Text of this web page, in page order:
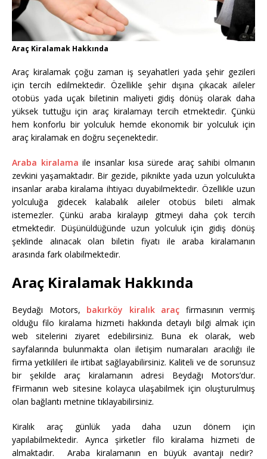
Araç Kiralamak Hakkında
Araç kiralamak çoğu zaman iş seyahatleri yada şehir gezileri
için tercih edilmektedir. Özellikle şehir dışına çıkacak aileler
otobüs yada uçak biletinin maliyeti gidiş dönüş olarak daha
yüksek tuttuğu için araç kiralamayı tercih etmektedir. Çünkü
hem konforlu bir yolculuk hemde ekonomik bir yolculuk için
araç kiralamak en doğru seçenektedir.
Araba kiralama ile insanlar kısa sürede araç sahibi olmanın
zevkini yaşamaktadır. Bir gezide, piknikte yada uzun yolculukta
insanlar araba kiralama ihtiyacı duyabilmektedir. Özellikle uzun
yolculuğa gidecek kalabalık aileler otobüs bileti almak
istemezler. Çünkü araba kiralayıp gitmeyi daha çok tercih
etmektedir. Düşünüldüğünde uzun yolculuk için gidiş dönüş
şeklinde alınacak olan biletin fiyatı ile araba kiralamanın
arasında fark olabilmektedir.
Araç Kiralamak Hakkında
Beydağı Motors, bakırköy kiralık araç firmasının vermiş
olduğu filo kiralama hizmeti hakkında detaylı bilgi almak için
web sitelerini ziyaret edebilirsiniz. Buna ek olarak, web
sayfalarında bulunmakta olan iletişim numaraları aracılığı ile
firma yetkilileri ile irtibat sağlayabilirsiniz. Kaliteli ve de sorunsuz
bir şekilde araç kiralamanın adresi Beydağı Motors’dur.
fFirmanın web sitesine kolayca ulaşabilmek için oluşturulmuş
olan bağlantı metnine tıklayabilirsiniz.
Kiralık araç günlük yada daha uzun dönem için
yapılabilmektedir. Ayrıca şirketler filo kiralama hizmeti de
almaktadır. Araba kiralamanın en büyük avantajı nedir?